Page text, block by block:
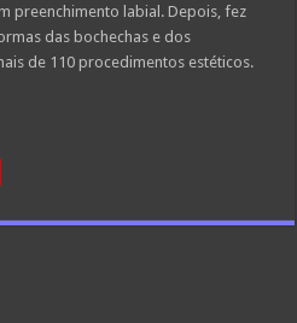
preenchimento labial. Depois, fez
das bochechas e dos
de 110 procedimentos estéticos.